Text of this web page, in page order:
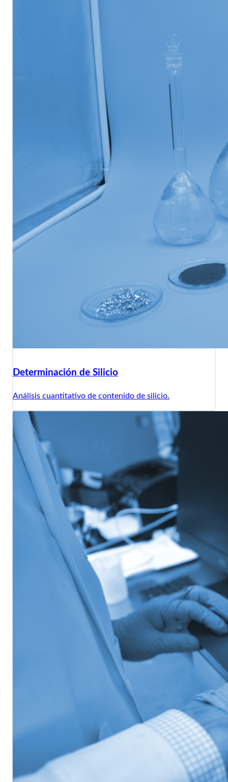
Determinación de Silicio
Análisis cuantitativo de contenido de silicio.